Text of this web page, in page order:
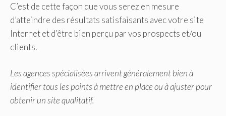
C’est de cette façon que vous serez en mesure
d’atteindre des résultats satisfaisants avec votre site
Internet et d’être bien perçu par vos prospects et/ou
clients.
Les agences spécialisées arrivent généralement bien à
identifier tous les points à mettre en place ou à ajuster pour
obtenir un site qualitatif.